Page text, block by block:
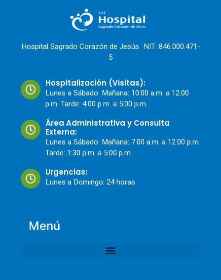
Hospital Sagrado Corazón de Jesús NIT: 846.000.471-
5
Hospitalización (Visitas):
Lunes a Sábado: Mañana: 10:00 a.m. a 12:00
p.m. Tarde: 4:00 p.m. a 5:00 p.m.
Área Administrativa y Consulta
Externa:
Lunes a Sábado: Mañana: 7:00 a.m. a 12:00 p.m.
Tarde: 1:30 p.m. a 5:00 p.m.
Urgencias:
Lunes a Domingo: 24 horas
Menú